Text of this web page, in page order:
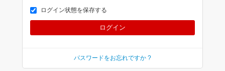
ログイン状態を保存する
パスワードをお忘れですか ?